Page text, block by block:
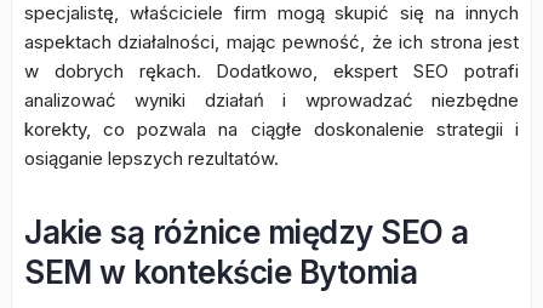
specjalistę, właściciele firm mogą skupić się na innych
aspektach działalności, mając pewność, że ich strona jest
w dobrych rękach. Dodatkowo, ekspert SEO potrafi
analizować wyniki działań i wprowadzać niezbędne
korekty, co pozwala na ciągłe doskonalenie strategii i
osiąganie lepszych rezultatów.
Jakie są różnice między SEO a
SEM w kontekście Bytomia